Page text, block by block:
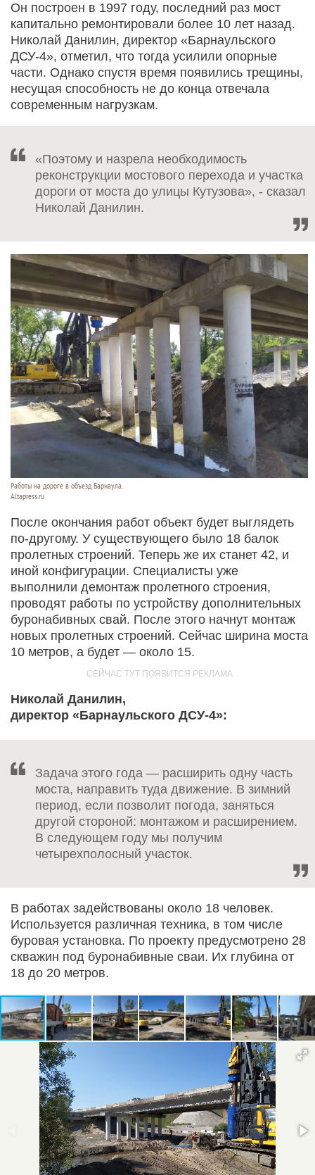
Он построен в 1997 году, последний раз мост
капитально ремонтировали более 10 лет назад.
Николай Данилин, директор «Барнаульского
ДСУ-4», отметил, что тогда усилили опорные
части. Однако спустя время появились трещины,
несущая способность не до конца отвечала
современным нагрузкам.
«Поэтому и назрела необходимость
реконструкции мостового перехода и участка
дороги от моста до улицы Кутузова», - сказал
Николай Данилин.
Работы на дороге в объезд Барнаула.
Altapress.ru
После окончания работ объект будет выглядеть
по-другому. У существующего было 18 балок
пролетных строений. Теперь же их станет 42, и
иной конфигурации. Специалисты уже
выполнили демонтаж пролетного строения,
проводят работы по устройству дополнительных
буронабивных свай. После этого начнут монтаж
новых пролетных строений. Сейчас ширина моста
10 метров, а будет — около 15.
Николай Данилин,
директор «Барнаульского ДСУ-4»:
Задача этого года — расширить одну часть
моста, направить туда движение. В зимний
период, если позволит погода, заняться
другой стороной: монтажом и расширением.
В следующем году мы получим
четырехполосный участок.
В работах задействованы около 18 человек.
Используется различная техника, в том числе
буровая установка. По проекту предусмотрено 28
скважин под буронабивные сваи. Их глубина от
18 до 20 метров.